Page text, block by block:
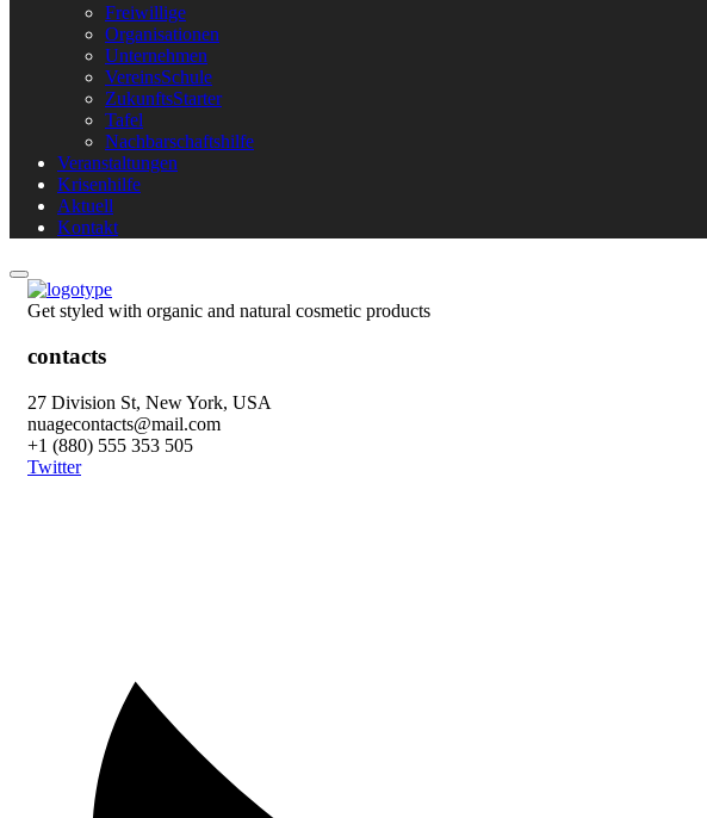
Freiwillige
Organisationen
Unternehmen
VereinsSchule
ZukunftsStarter
Tafel
Nachbarschaftshilfe
Veranstaltungen
Krisenhilfe
Aktuell
Kontakt
Get styled with organic and natural cosmetic products
contacts
27 Division St, New York, USA
nuagecontacts@mail.com
+1 (880) 555 353 505
Twitter